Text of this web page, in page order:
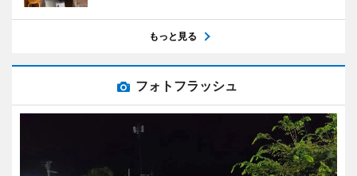
もっと見る
フォトフラッシュ